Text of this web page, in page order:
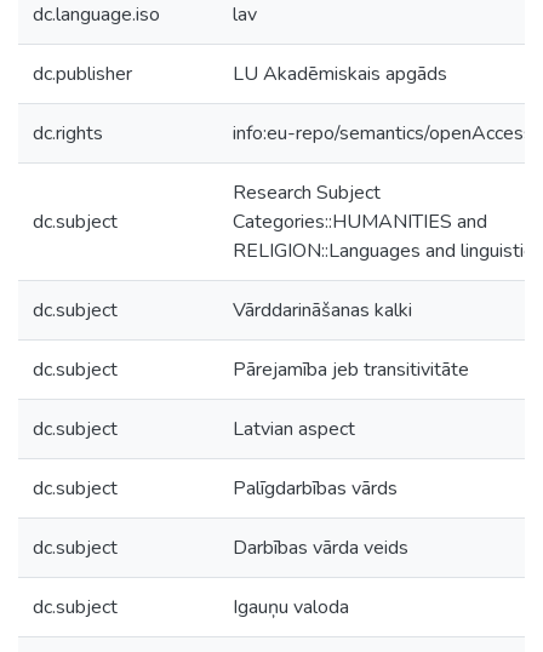
dc.language.iso lav
dc.publisher LU Akadēmiskais apgāds
dc.rights info:eu-repo/semantics/openAccess
dc.subject
Research Subject
Categories::HUMANITIES and
RELIGION::Languages and linguistics
dc.subject Vārddarināšanas kalki
dc.subject Pārejamība jeb transitivitāte
dc.subject Latvian aspect
dc.subject Palīgdarbības vārds
dc.subject Darbības vārda veids
dc.subject Igauņu valoda